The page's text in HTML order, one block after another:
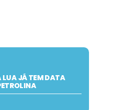
LUA JÁ TEM DATA